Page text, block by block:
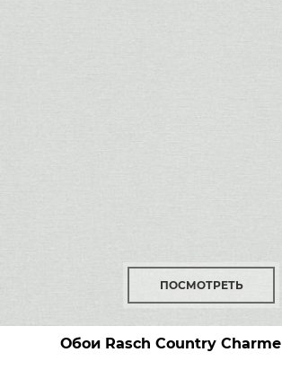
ПОСМОТРЕТЬ
Обои Rasch Country Charme